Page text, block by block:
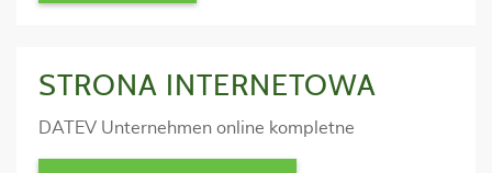
STRONA INTERNETOWA
DATEV Unternehmen online kompletne